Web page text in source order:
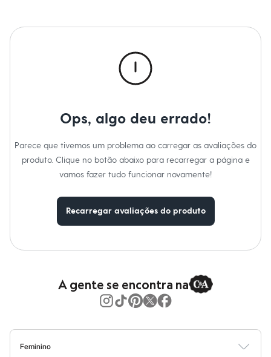
Personagens
Plus size
Dia dos Pais
Inverno
Novidades
Camisetas e Regatas
Jeans
Polos
Chapéus e Bonés
Relógios
Calçados
Botas
Ops, algo deu errado!
Parece que tivemos um problema ao carregar as avaliações do
produto. Clique no botão abaixo para recarregar a página e
vamos fazer tudo funcionar novamente!
Recarregar avaliações do produto
A gente se encontra na
Feminino